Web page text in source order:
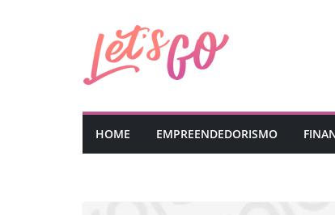
HOME EMPREENDEDORISMO